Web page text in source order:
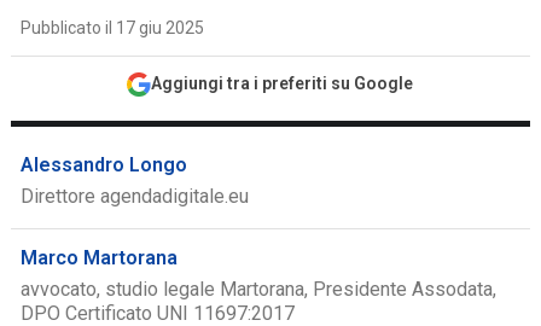
Pubblicato il 17 giu 2025
Aggiungi tra i preferiti su Google
Alessandro Longo
Direttore agendadigitale.eu
Marco Martorana
avvocato, studio legale Martorana, Presidente Assodata,
DPO Certificato UNI 11697:2017